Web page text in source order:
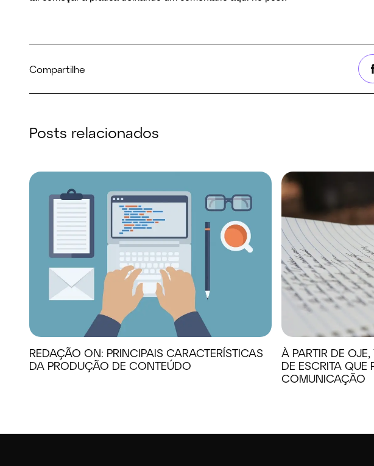
Compartilhe
Posts relacionados
REDAÇÃO ON: PRINCIPAIS CARACTERÍSTICAS
DA PRODUÇÃO DE CONTEÚDO
À PARTIR DE
DE ESCRITA QUE
COMUNICAÇÃO